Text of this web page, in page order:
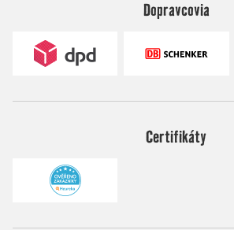
Dopravcovia
Certifikáty